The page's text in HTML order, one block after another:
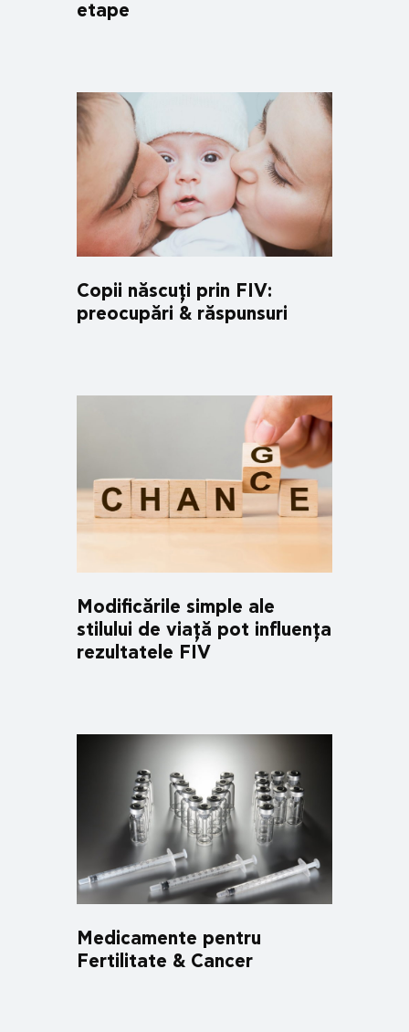
etape
Copii născuți prin FIV:
preocupări & răspunsuri
Modificările simple ale
stilului de viață pot influența
rezultatele FIV
Medicamente pentru
Fertilitate & Cancer